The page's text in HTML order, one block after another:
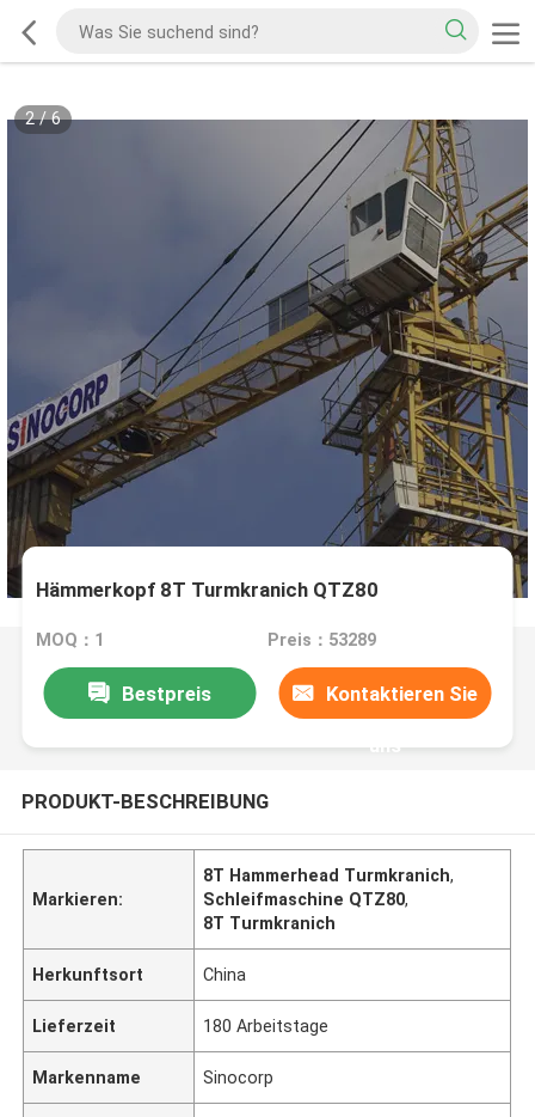
2/6
Hämmerkopf 8T Turmkranich QTZ80
MOQ：1 Preis：53289
Bestpreis Kontaktieren Sie
uns
PRODUKT-BESCHREIBUNG
Markieren:
8T Hammerhead Turmkranich,
Schleifmaschine QTZ80,
8T Turmkranich
Herkunftsort China
Lieferzeit 180 Arbeitstage
Markenname Sinocorp